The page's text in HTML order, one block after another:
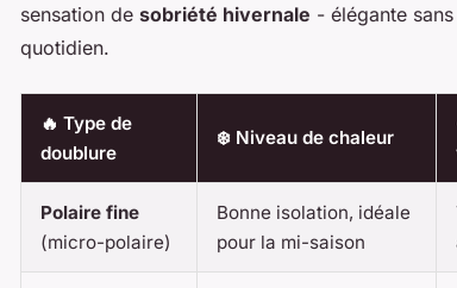
sensation de sobriété hivernale - élégante
quotidien.
🔥 Type de
doublure
❄️ Niveau de chaleur
Polaire fine
(micro-polaire)
Bonne isolation, idéale
pour la mi-saison